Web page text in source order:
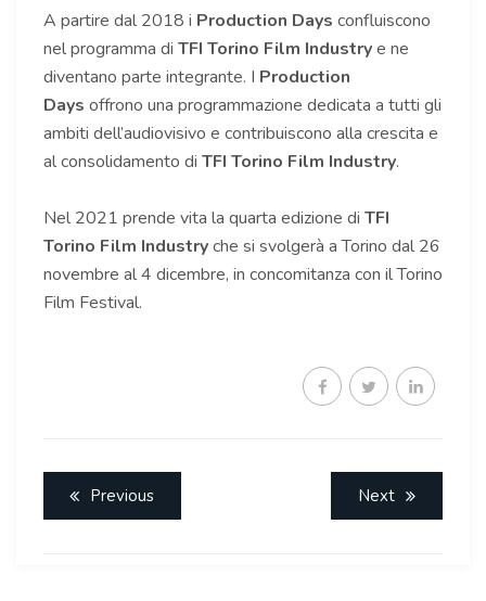
A partire dal 2018 i Production Days confluiscono
nel programma di TFI Torino Film Industrye ne
diventano parte integrante. I Production
Days offrono una programmazione dedicata a tutti gli
ambiti dell’audiovisivo e contribuiscono alla crescita e
al consolidamento di TFI Torino Film Industry.
Nel 2021 prende vita la quarta edizione di TFI
Torino Film Industryche si svolgerà a Torino dal 26
novembre al 4 dicembre, in concomitanza con il Torino
Film Festival.
Previous Next